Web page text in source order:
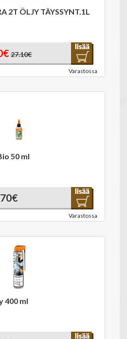
2T ÖLJY TÄYSSYNT.1L
27.10€
Varastossa
50 ml
Varastossa
400 ml